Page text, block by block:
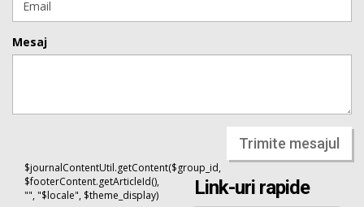
Mesaj
Trimite mesajul
$journalContentUtil.getContent($group_id,
$footerContent.getArticleId(),
"", "$locale", $theme_display)
Link-uri rapide